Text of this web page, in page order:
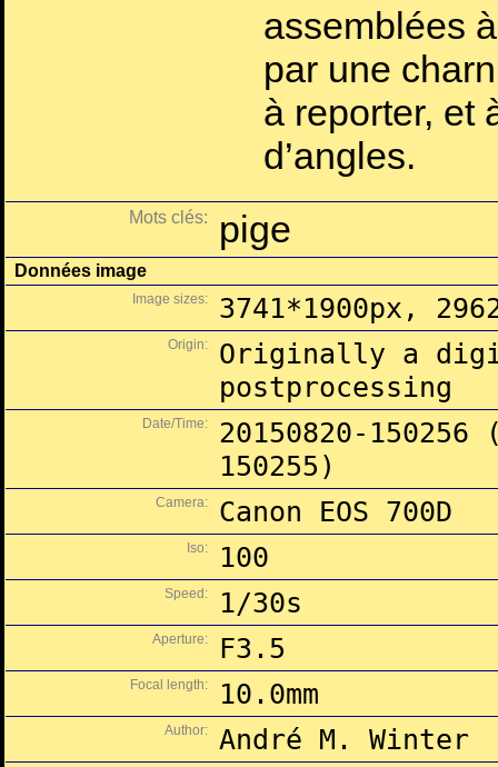
assemblées
par une
à reporter, et
d’angles.
Mots clés: pige
Données image
Image sizes: 3741*1900px,
Origin:
Originally a
postprocessing
Date/Time:
20150820-
150255)
Camera: Canon EOS 700D
Iso: 100
Speed: 1/30s
Aperture: F3.5
Focal length: 10.0mm
Author: André M. Winter